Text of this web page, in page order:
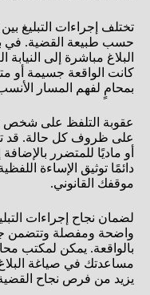
تختلف إجراءات التبليغ
حسب طبيعة القضية. في
البلاغ مباشرة إلى النيابة
كانت الواقعة جسيمة أو
بمحامٍ لفهم المسار
عقوبة التلفظ على شخص
على ظروف كل حالة. قد
أو ماديًا للمتضرر
دائمًا توثيق الإساءة
موقفك القانوني.
لضمان نجاح إجراءات
واضحة ومفصلة وتتضمن
بالواقعة. يمكن لمكتب
مساعدتك في صياغة البلاغ
يزيد من فرص نجاح